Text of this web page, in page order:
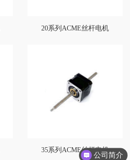
20系列ACME丝杆电机
35系列ACME丝杆电机
公司简介